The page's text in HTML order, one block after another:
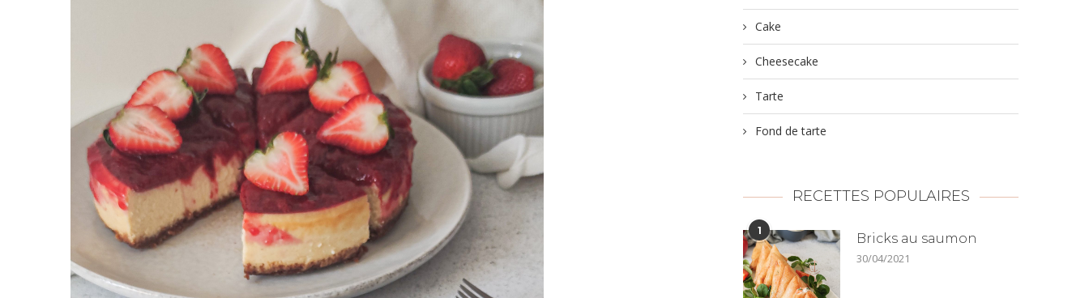
Cake
Cheesecake
Tarte
Fond de tarte
RECETTES POPULAIRES
1
Bricks au saumon
30/04/2021